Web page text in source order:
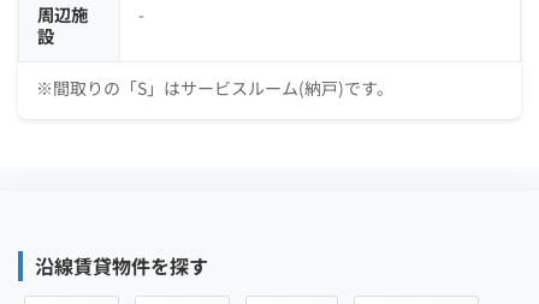
周辺施
設
-
※間取りの「S」はサービスルーム(納戸)です。
沿線賃貸物件を探す